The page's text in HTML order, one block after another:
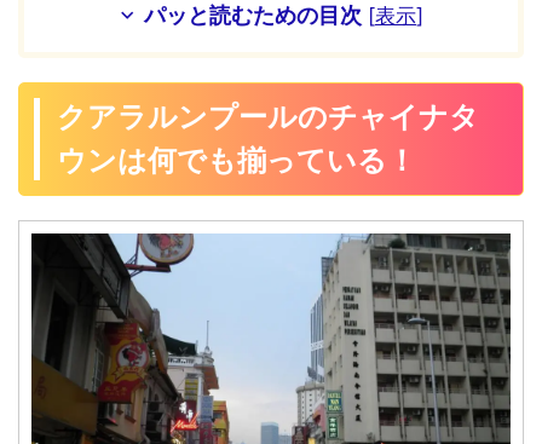
パッと読むための目次 [表示]
クアラルンプールのチャイナタ
ウンは何でも揃っている！